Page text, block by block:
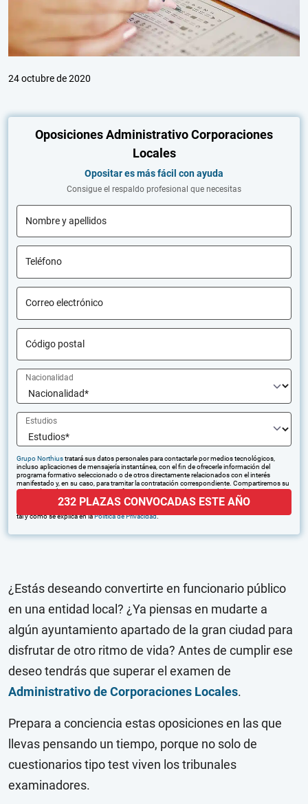
24 octubre de 2020
Oposiciones Administrativo Corporaciones
Locales
Opositar es más fácil con ayuda
Consigue el respaldo profesional que necesitas
Nombre y apellidos
Teléfono
Correo electrónico
Código postal
Nacionalidad
Estudios
Grupo Northiustratará sus datos personales para contactarle por medios tecnológicos,
incluso aplicaciones de mensajería instantánea, con el fin de ofrecerle información del
programa formativo seleccionado o de otros directamente relacionados con el interés
manifestado y, en su caso, para tramitar la contratación correspondiente. Compartiremos su
solicitud con las empresas que conforman el
puedan hacerle llegar la mejor oferta de productos y servicios de acuerdo a su petición.
tal y como se explica en laPolítica de Privacidad.
232 PLAZAS CONVOCADAS ESTE AÑO
¿Estás deseando convertirte en funcionario público
en una entidad local? ¿Ya piensas en mudarte a
algún ayuntamiento apartado de la gran ciudad para
disfrutar de otro ritmo de vida? Antes de cumplir ese
deseo tendrás que superar el examen de
Administrativo de Corporaciones Locales.
Prepara a conciencia estas oposiciones en las que
llevas pensando un tiempo, porque no solo de
cuestionarios tipo test viven los tribunales
examinadores.